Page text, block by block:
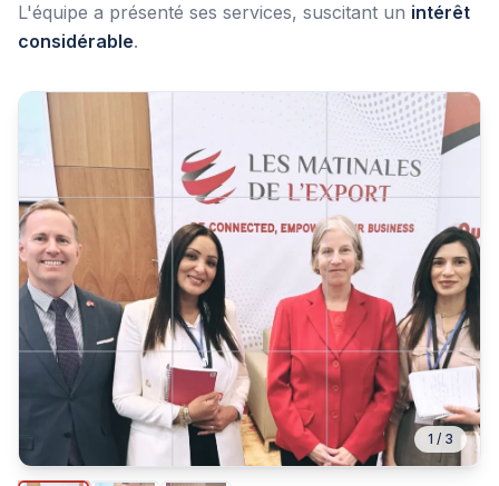
L'équipe a présenté ses services, suscitant un intérêt
considérable.
1 / 3